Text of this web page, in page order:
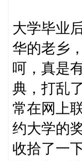
大学毕业
华的老乡
呵，真是
典，打乱
常在网上
约大学的
收拾了一